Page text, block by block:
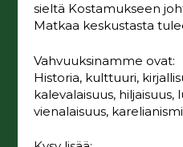
sieltä Kostamukseen
Matkaa keskustasta
Vahvuuksinamme ovat:
Historia, kulttuuri,
kalevalaisuus, hiljaisuus,
vienalaisuus,